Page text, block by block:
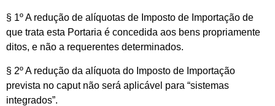
§ 1º A redução de alíquotas de Imposto de Importação de
que trata esta Portaria é concedida aos bens propriamente
ditos, e não a requerentes determinados.
§ 2º A redução da alíquota do Imposto de Importação
prevista no caput não será aplicável para “sistemas
integrados”.